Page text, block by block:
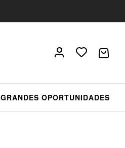
GRANDES OPORTUNIDADES